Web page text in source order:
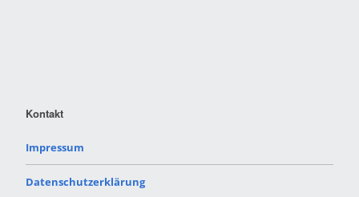
Kontakt
Impressum
Datenschutzerklärung